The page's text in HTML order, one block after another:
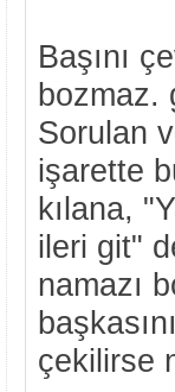
Başını
bozmaz.
Sorulan
işarette
kılana,
ileri git"
namazı
çekilirse